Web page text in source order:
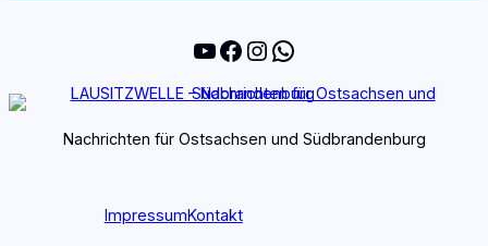
YouTube
Facebook
Instagram
WhatsApp
Nachrichten für Ostsachsen und Südbrandenburg
ImpressumKontakt